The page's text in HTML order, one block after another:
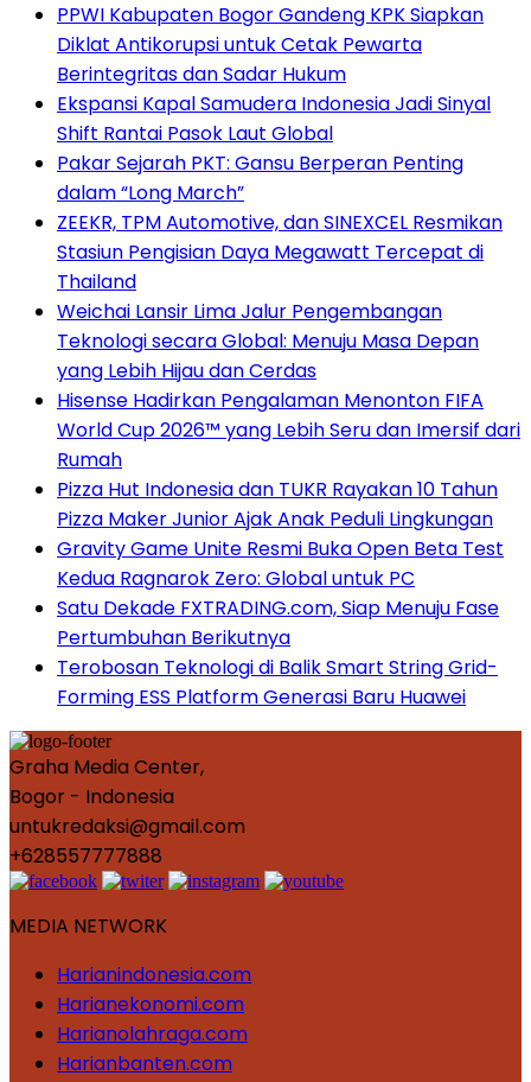
PPWI Kabupaten Bogor Gandeng KPK Siapkan
Diklat Antikorupsi untuk Cetak Pewarta
Berintegritas dan Sadar Hukum
Ekspansi Kapal Samudera Indonesia Jadi Sinyal
Shift Rantai Pasok Laut Global
Pakar Sejarah PKT: Gansu Berperan Penting
dalam “Long March”
ZEEKR, TPM Automotive, dan SINEXCEL Resmikan
Stasiun Pengisian Daya Megawatt Tercepat di
Thailand
Weichai Lansir Lima Jalur Pengembangan
Teknologi secara Global: Menuju Masa Depan
yang Lebih Hijau dan Cerdas
Hisense Hadirkan Pengalaman Menonton FIFA
World Cup 2026™ yang Lebih Seru dan Imersif dari
Rumah
Pizza Hut Indonesia dan TUKR Rayakan 10 Tahun
Pizza Maker Junior Ajak Anak Peduli Lingkungan
Gravity Game Unite Resmi Buka Open Beta Test
Kedua Ragnarok Zero: Global untuk PC
Satu Dekade FXTRADING.com, Siap Menuju Fase
Pertumbuhan Berikutnya
Terobosan Teknologi di Balik Smart String Grid-
Forming ESS Platform Generasi Baru Huawei
Graha Media Center,
Bogor - Indonesia
untukredaksi@gmail.com
+628557777888
MEDIA NETWORK
Harianindonesia.com
Harianekonomi.com
Harianolahraga.com
Harianbanten.com